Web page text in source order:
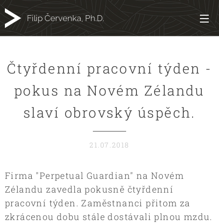
Filip Červenka, Ph.D.
Čtyřdenní pracovní týden -
pokus na Novém Zélandu
slaví obrovský úspěch.
21.07.2018
Firma "Perpetual Guardian" na Novém
Zélandu zavedla pokusně čtyřdenní
pracovní týden. Zaměstnanci přitom za
zkrácenou dobu stále dostávali plnou mzdu.